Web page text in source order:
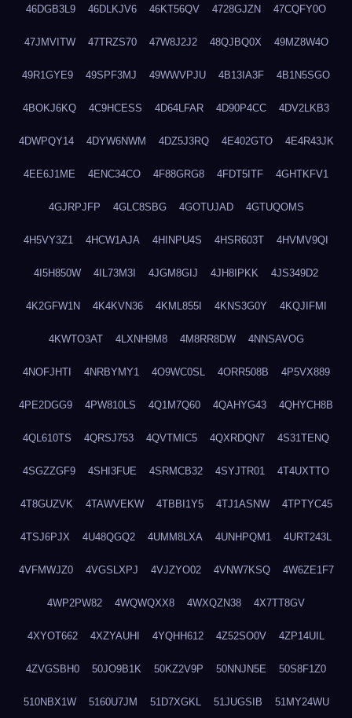
46DGB3L9 46DLKJV6 46KT56QV 4728GJZN 47CQFY0O
47JMVITW 47TRZS70 47W8J2J2 48QJBQ0X 49MZ8W4O
49R1GYE9 49SPF3MJ 49WWVPJU 4B13IA3F 4B1N5SGO
4BOKJ6KQ 4C9HCESS 4D64LFAR 4D90P4CC 4DV2LKB3
4DWPQY14 4DYW6NWM 4DZ5J3RQ 4E402GTO 4E4R43JK
4EE6J1ME 4ENC34CO 4F88GRG8 4FDT5ITF 4GHTKFV1
4GJRPJFP 4GLC8SBG 4GOTUJAD 4GTUQOMS
4H5VY3Z1 4HCW1AJA 4HINPU4S 4HSR603T 4HVMV9QI
4I5H850W 4IL73M3I 4JGM8GIJ 4JH8IPKK 4JS349D2
4K2GFW1N 4K4KVN36 4KML855I 4KNS3G0Y 4KQJIFMI
4KWTO3AT 4LXNH9M8 4M8RR8DW 4NNSAVOG
4NOFJHTI 4NRBYMY1 4O9WC0SL 4ORR508B 4P5VX889
4PE2DGG9 4PW810LS 4Q1M7Q60 4QAHYG43 4QHYCH8B
4QL610TS 4QRSJ753 4QVTMIC5 4QXRDQN7 4S31TENQ
4SGZZGF9 4SHI3FUE 4SRMCB32 4SYJTR01 4T4UXTTO
4T8GUZVK 4TAWVEKW 4TBBI1Y5 4TJ1ASNW 4TPTYC45
4TSJ6PJX 4U48QGQ2 4UMM8LXA 4UNHPQM1 4URT243L
4VFMWJZ0 4VGSLXPJ 4VJZYO02 4VNW7KSQ 4W6ZE1F7
4WP2PW82 4WQWQXX8 4WXQZN38 4X7TT8GV
4XYOT662 4XZYAUHI 4YQHH612 4Z52SO0V 4ZP14UIL
4ZVGSBH0 50JO9B1K 50KZ2V9P 50NNJN5E 50S8F1Z0
510NBX1W 5160U7JM 51D7XGKL 51JUGSIB 51MY24WU